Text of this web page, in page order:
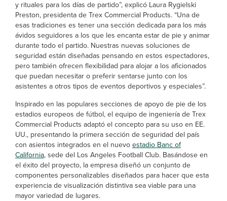
y rituales para los días de partido”, explicó Laura Rygielski
Preston, presidenta de Trex Commercial Products. “Una de
esas tradiciones es tener una sección dedicada para los más
ávidos seguidores a los que les encanta estar de pie y animar
durante todo el partido. Nuestras nuevas soluciones de
seguridad están diseñadas pensando en estos espectadores,
pero también ofrecen flexibilidad para alojar a los aficionados
que puedan necesitar o preferir sentarse junto con los
asistentes a otros tipos de eventos deportivos y especiales”.
Inspirado en las populares secciones de apoyo de pie de los
estadios europeos de fútbol, el equipo de ingeniería de Trex
Commercial Products adaptó el concepto para su uso en EE.
UU., presentando la primera sección de seguridad del país
con asientos integrados en el nuevo estadio Banc of
California, sede del Los Angeles Football Club. Basándose en
el éxito del proyecto, la empresa diseñó un conjunto de
componentes personalizables diseñados para hacer que esta
experiencia de visualización distintiva sea viable para una
mayor variedad de lugares.